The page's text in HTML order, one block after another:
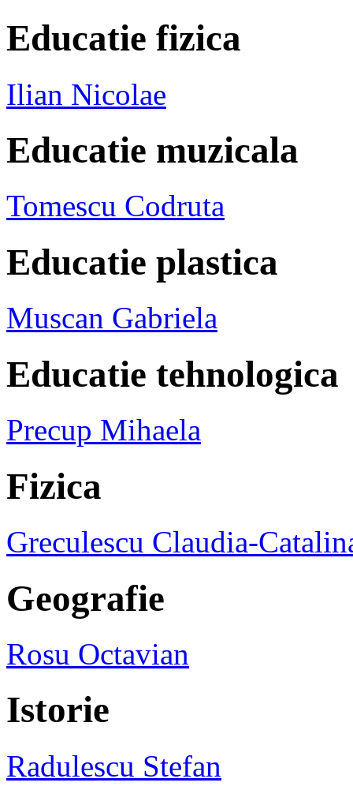
Educatie fizica
Ilian Nicolae
Educatie muzicala
Tomescu Codruta
Educatie plastica
Muscan Gabriela
Educatie tehnologica
Precup Mihaela
Fizica
Greculescu Claudia-
Geografie
Rosu Octavian
Istorie
Radulescu Stefan